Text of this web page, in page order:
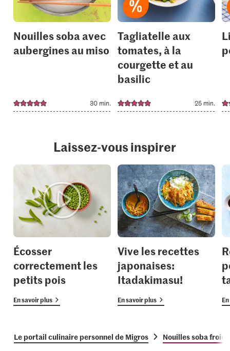
Nouilles soba avec
aubergines au miso
30 min.
Tagliatelle aux
tomates, à la
courgette et au
basilic
25 min.
Laissez-vous inspirer
Écosser
correctement les
petits pois
En savoir plus
Vive les recettes
japonaises:
Itadakimasu!
En savoir plus
Le portail culinaire personnel de Migros Nouilles soba